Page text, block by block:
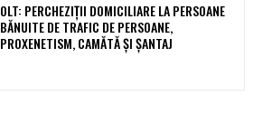
OLT: PERCHEZIŢII DOMICILIARE LA PERSOANE
BĂNUITE DE TRAFIC DE PERSOANE,
PROXENETISM, CAMĂTĂ ŞI ŞANTAJ